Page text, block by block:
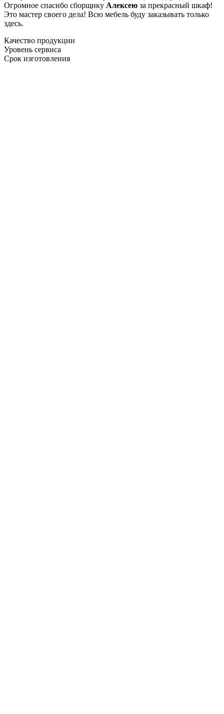
Огромное спасибо сборщику Алексею за прекрасный шкаф!
Это мастер своего дела! Всю мебель буду заказывать только
здесь.
Качество продукции
Уровень сервиса
Срок изготовления